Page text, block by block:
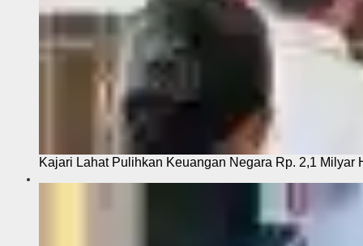
Kajari Lahat Pulihkan Keuangan Negara Rp. 2,1 Milyar